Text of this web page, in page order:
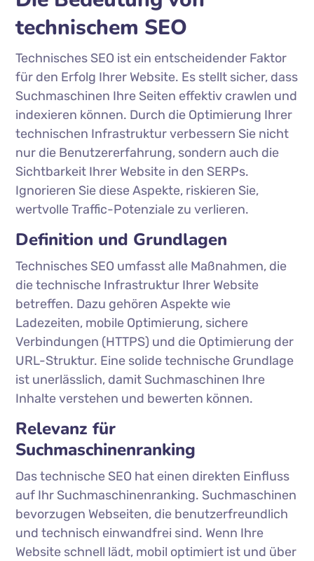
technischem SEO
Technisches SEO ist ein entscheidender Faktor
für den Erfolg Ihrer Website. Es stellt sicher, dass
Suchmaschinen Ihre Seiten effektiv crawlen und
indexieren können. Durch die Optimierung Ihrer
technischen Infrastruktur verbessern Sie nicht
nur die Benutzererfahrung, sondern auch die
Sichtbarkeit Ihrer Website in den SERPs.
Ignorieren Sie diese Aspekte, riskieren Sie,
wertvolle Traffic-Potenziale zu verlieren.
Definition und Grundlagen
Technisches SEO umfasst alle Maßnahmen, die
die technische Infrastruktur Ihrer Website
betreffen. Dazu gehören Aspekte wie
Ladezeiten, mobile Optimierung, sichere
Verbindungen (HTTPS) und die Optimierung der
URL-Struktur. Eine solide technische Grundlage
ist unerlässlich, damit Suchmaschinen Ihre
Inhalte verstehen und bewerten können.
Relevanz für
Suchmaschinenranking
Das technische SEO hat einen direkten Einfluss
auf Ihr Suchmaschinenranking. Suchmaschinen
bevorzugen Webseiten, die benutzerfreundlich
und technisch einwandfrei sind. Wenn Ihre
Website schnell lädt, mobil optimiert ist und über